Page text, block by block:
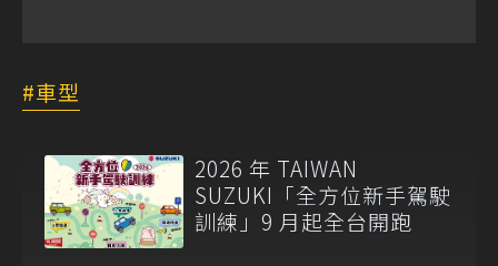
車型
2026 年 TAIWAN
SUZUKI「全方位新手駕駛
訓練」9 月起全台開跑